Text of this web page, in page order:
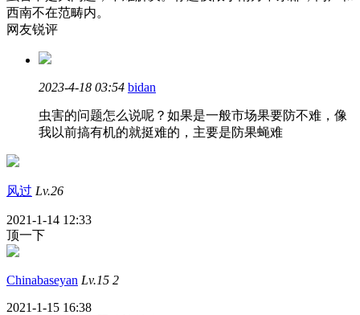
西南不在范畴内。
网友锐评
2023-4-18 03:54 bidan
虫害的问题怎么说呢？如果是一般市场果要防不难，像
我以前搞有机的就挺难的，主要是防果蝇难
风过 Lv.26
2021-1-14 12:33
顶一下
Chinabaseyan Lv.15 2
2021-1-15 16:38